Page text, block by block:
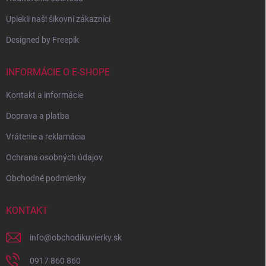
Upiekli naši šikovní zákazníci
Designed by Freepik
INFORMÁCIE O E-SHOPE
Kontakt a informácie
Doprava a platba
Vrátenie a reklamácia
Ochrana osobných údajov
Obchodné podmienky
KONTAKT
info@obchodikuvierky.sk
0917 860 860